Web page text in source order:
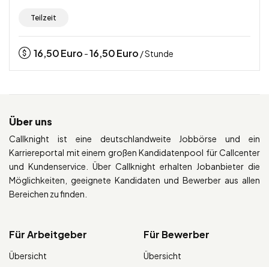
Teilzeit
16,50Euro -16,50Euro / Stunde
Über uns
Callknight ist eine deutschlandweite Jobbörse und ein
Karriereportal mit einem großen Kandidatenpool für Callcenter
und Kundenservice. Über Callknight erhalten Jobanbieter die
Möglichkeiten, geeignete Kandidaten und Bewerber aus allen
Bereichen zu finden.
Für Arbeitgeber
Übersicht
Für Bewerber
Übersicht